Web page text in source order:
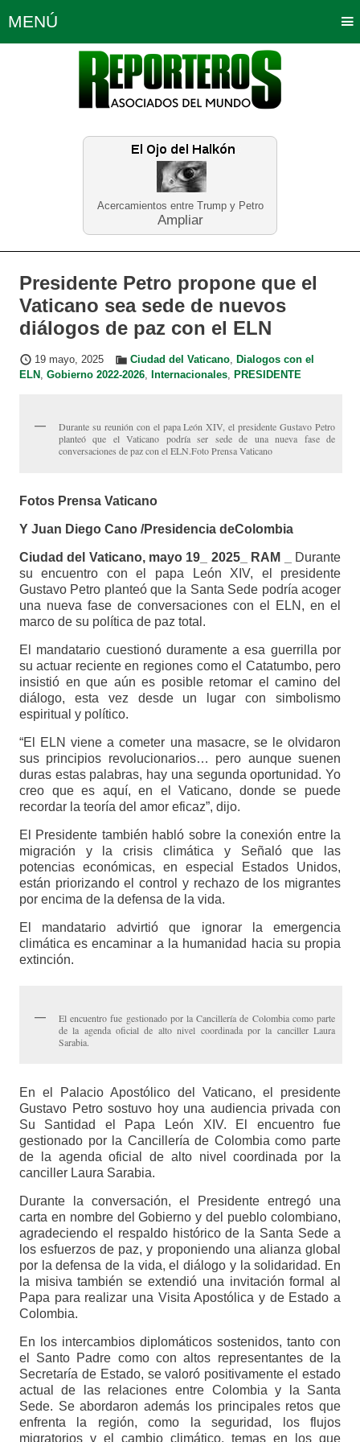
Acercamientos entre Trump y Petro
Ampliar
MENÚ
Política Opinión Bogotá
Planeta Tierra Deportes
Educación Neira
Presidente Petro propone que el
Vaticano sea sede de nuevos
diálogos de paz con el ELN
19 mayo, 2025 Ciudad del Vaticano, Dialogos con el
ELN , Gobierno 2022-2026, Internacionales, PRESIDENTE
Durante su reunión con el papa León XIV, el presidente Gustavo Petro
planteó que el Vaticano podría ser sede de una nueva fase de
conversaciones de paz con el ELN.Foto Prensa Vaticano
Fotos Prensa Vaticano
Y Juan Diego Cano /Presidencia deColombia
Ciudad del Vaticano, mayo 19_ 2025_ RAM _
Durante
su encuentro con el papa León XIV, el presidente
Gustavo Petro planteó que la Santa Sede podría acoger
una nueva fase de conversaciones con el ELN, en el
marco de su política de paz total.
El mandatario cuestionó duramente a esa guerrilla por
su actuar reciente en regiones como el Catatumbo, pero
insistió en que aún es posible retomar el camino del
diálogo, esta vez desde un lugar con simbolismo
espiritual y político.
“El ELN viene a cometer una masacre, se le olvidaron
sus principios revolucionarios… pero aunque suenen
duras estas palabras, hay una segunda oportunidad. Yo
creo que es aquí, en el Vaticano, donde se puede
recordar la teoría del amor eficaz”, dijo.
El Presidente también habló sobre la conexión entre la
migración y la crisis climática y Señaló que las
potencias económicas, en especial Estados Unidos,
están priorizando el control y rechazo de los migrantes
por encima de la defensa de la vida.
El mandatario advirtió que ignorar la emergencia
climática es encaminar a la humanidad hacia su propia
extinción.
El encuentro fue gestionado por la Cancillería de Colombia como parte
de la agenda oficial de alto nivel coordinada por la canciller Laura
Sarabia.
En el Palacio Apostólico del Vaticano, el presidente
Gustavo Petro sostuvo hoy una audiencia privada con
Su Santidad el Papa León XIV. El encuentro fue
gestionado por la Cancillería de Colombia como parte
de la agenda oficial de alto nivel coordinada por la
canciller Laura Sarabia.
Durante la conversación, el Presidente entregó una
carta en nombre del Gobierno y del pueblo colombiano,
agradeciendo el respaldo histórico de la Santa Sede a
los esfuerzos de paz, y proponiendo una alianza global
por la defensa de la vida, el diálogo y la solidaridad. En
la misiva también se extendió una invitación formal al
Papa para realizar una Visita Apostólica y de Estado a
Colombia.
En los intercambios diplomáticos sostenidos, tanto con
el Santo Padre como con altos representantes de la
Secretaría de Estado, se valoró positivamente el estado
actual de las relaciones entre Colombia y la Santa
Sede. Se abordaron además los principales retos que
enfrenta la región, como la seguridad, los flujos
migratorios y el cambio climático, temas en los que